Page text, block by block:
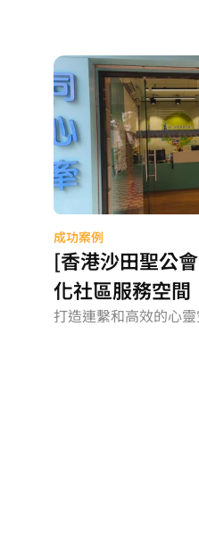
成功案例
[香港沙田聖公
化社區服務空間
打造連繫和高效的心